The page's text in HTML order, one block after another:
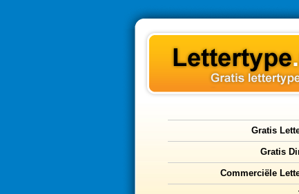
Gratis
Gratis
Commerciële